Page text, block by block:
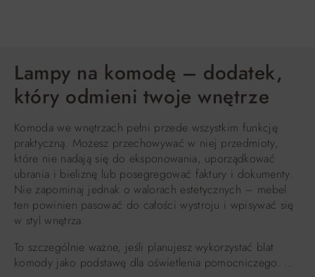
Lampy na komodę – dodatek,
który odmieni twoje wnętrze
Komoda we wnętrzach pełni przede wszystkim funkcję
praktyczną. Możesz przechowywać w niej przedmioty,
które nie nadają się do eksponowania, uporządkować
ubrania i bieliznę lub posegregować faktury i dokumenty.
Nie zapominaj jednak o walorach estetycznych – mebel
ten powinien pasować do całości wystroju i wpisywać się
w styl wnętrza.
To szczególnie ważne, jeśli planujesz wykorzystać blat
komody jako podstawę dla oświetlenia pomocniczego. …